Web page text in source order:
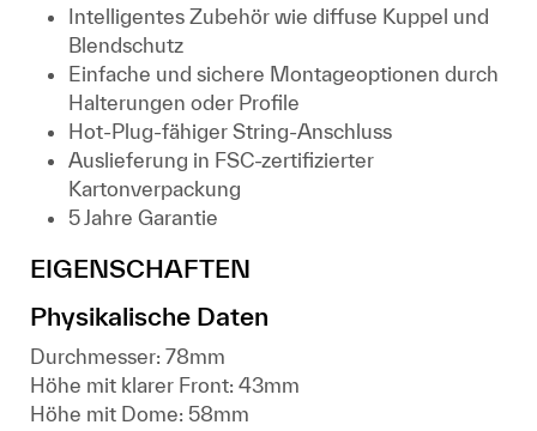
Intelligentes Zubehör wie diffuse Kuppel und
Blendschutz
Einfache und sichere Montageoptionen durch
Halterungen oder Profile
Hot-Plug-fähiger String-Anschluss
Auslieferung in FSC-zertifizierter
Kartonverpackung
5 Jahre Garantie
EIGENSCHAFTEN
Physikalische Daten
Durchmesser: 78mm
Höhe mit klarer Front: 43mm
Höhe mit Dome: 58mm